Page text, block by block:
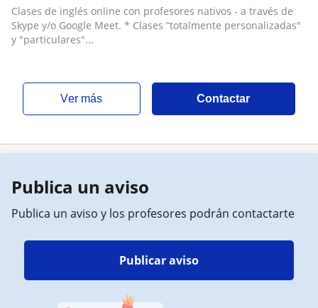
Clases de inglés online con profesores nativos - a través de
Skype y/o Google Meet. * Clases “totalmente personalizadas"
y "particulares"...
ver más Contactar
Publica un aviso
Publica un aviso y los profesores podrán contactarte
Publicar aviso